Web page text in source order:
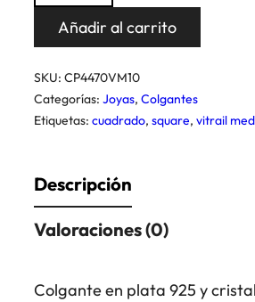
Presion
Vitrail
Medium
cantidad
Añadir al carrito
SKU: CP4470VM10
Categorías: Joyas, Colgantes
Etiquetas: cuadrado, square, vitrail
Descripción
Valoraciones (0)
Colgante en plata 925 y